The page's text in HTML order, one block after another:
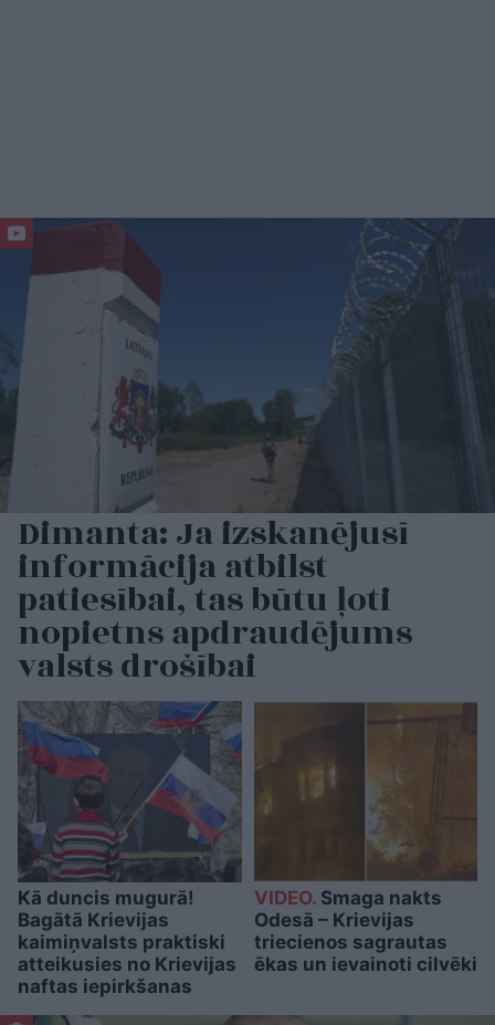
Dimanta: Ja izskanējusī
informācija atbilst
patiesībai, tas būtu ļoti
nopietns apdraudējums
valsts drošībai
Kā duncis mugurā!
Bagātā Krievijas
kaimiņvalsts praktiski
atteikusies no Krievijas
naftas iepirkšanas
VIDEO.Smaga nakts
Odesā – Krievijas
triecienos sagrautas
ēkas un ievainoti cilvēki